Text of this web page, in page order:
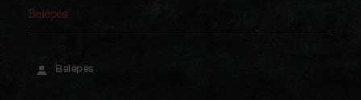
Belépés
Belépés